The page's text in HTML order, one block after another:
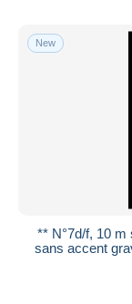
New
** N°7d/f, 10
sans accent